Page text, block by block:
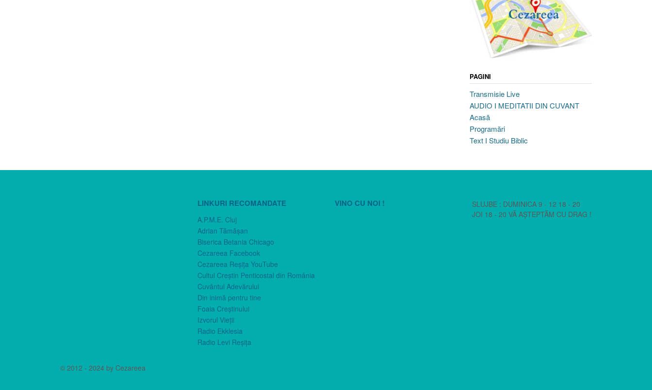
PAGINI
Transmisie Live
AUDIO I MEDITATII DIN CUVANT
Acasă
Programări
Text I Studiu Biblic
LINKURI RECOMANDATE
A.P.M.E. Cluj
Adrian Tămăşan
Biserica Betania Chicago
Cezareea Facebook
Cezareea Reşiţa YouTube
Cultul Creştin Penticostal din România
Cuvântul Adevărului
Din inimă pentru tine
Foaia Creştinului
Izvorul Vieţii
Radio Ekklesia
Radio Levi Reşiţa
VINO CU NOI !
SLUJBE : DUMINICA 9 - 12 18 - 20
JOI 18 - 20 VĂ AȘTEPTĂM CU DRAG !
© 2012 - 2024 by Cezareea